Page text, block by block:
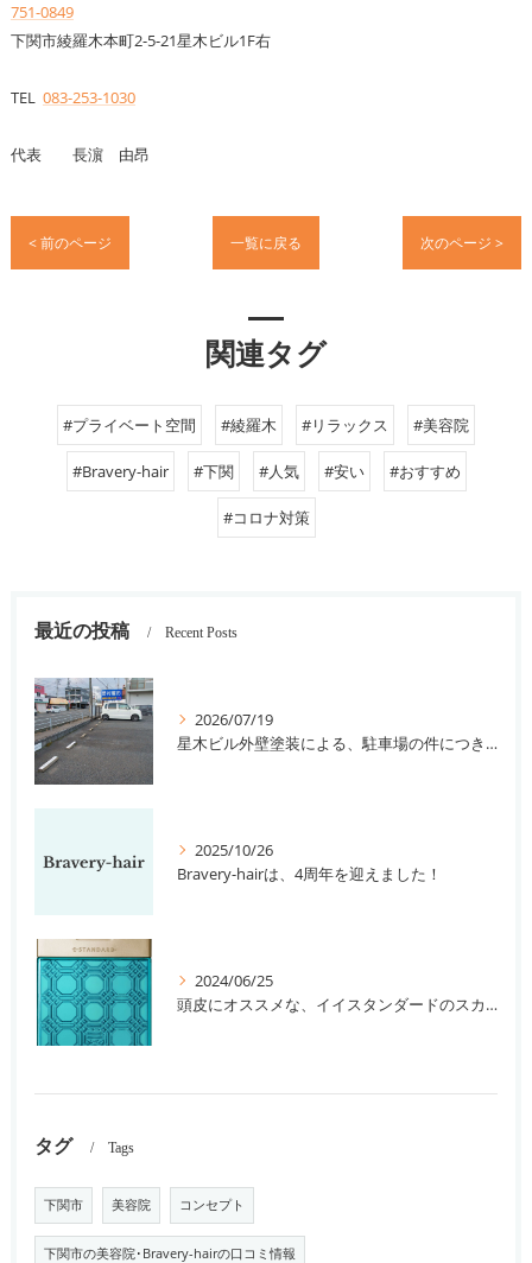
751-0849
下関市綾羅木本町2-5-21星木ビル1F右
TEL 083-253-1030
代表 長濵 由昂
< 前のページ 一覧に戻る 次のページ >
関連タグ
#プライベート空間 #綾羅木 #リラックス #美容院
#Bravery-hair #下関 #人気 #安い #おすすめ
#コロナ対策
最近の投稿 Recent Posts
2026/07/19
星木ビル外壁塗装による、駐車場の件につきまして。
2025/10/26
Bravery-hairは、4周年を迎えました！
2024/06/25
頭皮にオススメな、イイスタンダードのスカルプ系シャンプー＆トリートメントです！
タグ Tags
下関市 美容院 コンセプト
下関市の美容院･Bravery-hairの口コミ情報